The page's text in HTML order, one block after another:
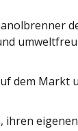
dem Markt